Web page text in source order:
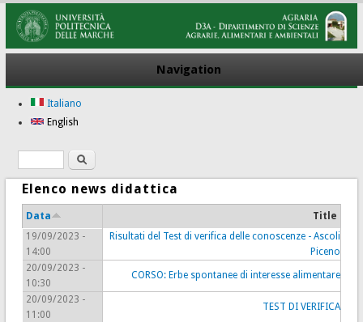
Navigation
Italiano
English
Search form
Search
Elenco news didattica
Data
Title
19/09/2023 -
14:00
Risultati del Test di verifica delle conoscenze - Ascoli
Piceno
20/09/2023 -
10:30
CORSO: Erbe spontanee di interesse alimentare
20/09/2023 -
11:00
TEST DI VERIFICA